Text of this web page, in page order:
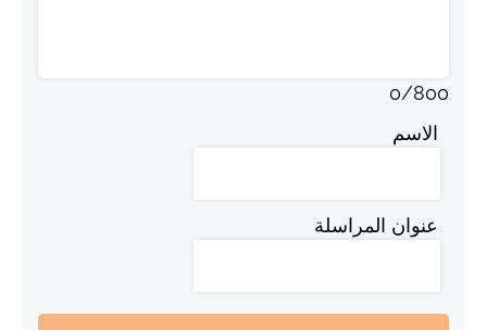
0/800
الاسم
عنوان المراسلة